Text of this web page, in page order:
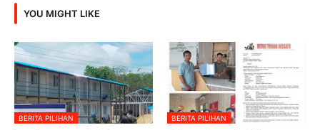
YOU MIGHT LIKE
BERITA PILIHAN BERITA PILIHAN